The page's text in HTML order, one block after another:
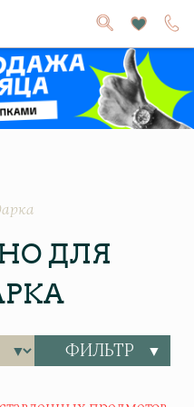
ДЛЯ
ФИЛЬТР